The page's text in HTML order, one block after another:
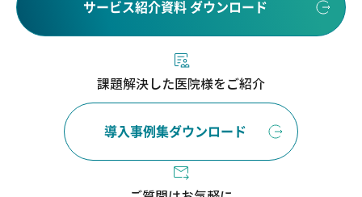
サービス紹介資料 ダウンロード
課題解決した医院様をご紹介
導入事例集ダウンロード